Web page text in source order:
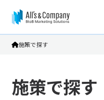
施策で探す
施策で探す